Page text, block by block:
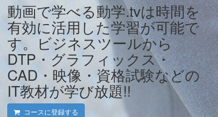
動画で学べる動学.tvは時間を
有効に活用した学習が可能で
す。ビジネスツールから
DTP・グラフィックス・
CAD・映像・資格試験などの
IT教材が学び放題!!
コースに登録する